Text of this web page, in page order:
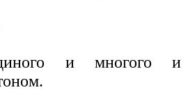
и многого и